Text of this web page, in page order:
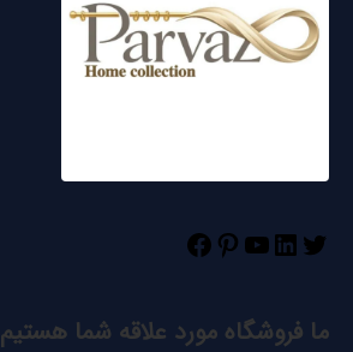
ما فروشگاه مورد علاقه شما هستیم